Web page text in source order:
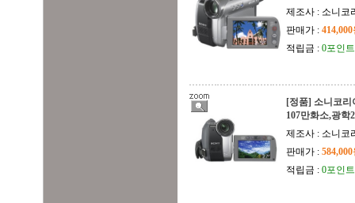
제조사 : 소니코
판매가 :
적립금 : 0포인트
[정품] 소니코
107만화소,광학
제조사 : 소니코
판매가 :
적립금 : 0포인트